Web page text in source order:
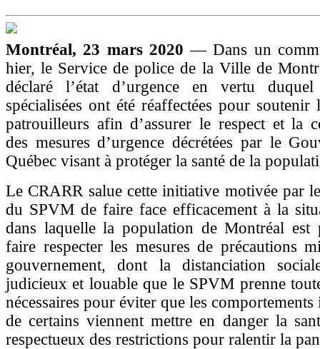
Montréal, 23 mars 2020— Dans un
hier, le Service de police de la Ville de
déclaré l’état d’urgence en vertu
spécialisées ont été réaffectées pour soutenir
patrouilleurs afin d’assurer le respect et la
des mesures d’urgence décrétées par le
Québec visant à protéger la santé de la
Le CRARR salue cette initiative motivée par
du SPVM de faire face efficacement à la
dans laquelle la population de Montréal est
faire respecter les mesures de précautions
gouvernement, dont la distanciation
judicieux et louable que le SPVM prenne
nécessaires pour éviter que les comportements
de certains viennent mettre en danger la
respectueux des restrictions pour ralentir la